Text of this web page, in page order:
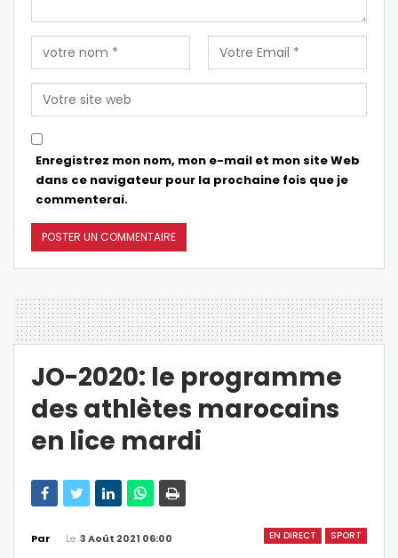
Enregistrez mon nom, mon e-mail et mon site Web
dans ce navigateur pour la prochaine fois que je
commenterai.
JO-2020: le programme
des athlètes marocains
en lice mardi
EN DIRECT SPORT
Par Le 3 Août 2021 06:00